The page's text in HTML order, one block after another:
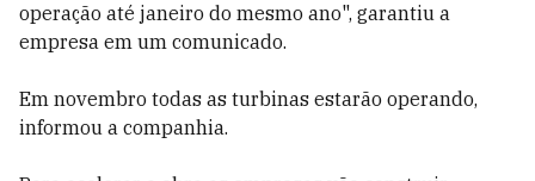
operação até janeiro do mesmo ano", garantiu a
empresa em um comunicado.
Em novembro todas as turbinas estarão operando,
informou a companhia.